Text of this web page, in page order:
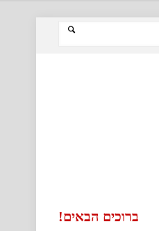
ברוכים הבאים!